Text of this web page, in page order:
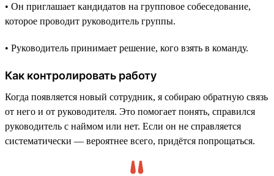
• Он приглашает кандидатов на групповое собеседование,
которое проводит руководитель группы.
• Руководитель принимает решение, кого взять в команду.
Как контролировать работу
Когда появляется новый сотрудник, я собираю обратную связь
от него и от руководителя. Это помогает понять, справился
руководитель с наймом или нет. Если он не справляется
систематически — вероятнее всего, придётся попрощаться.